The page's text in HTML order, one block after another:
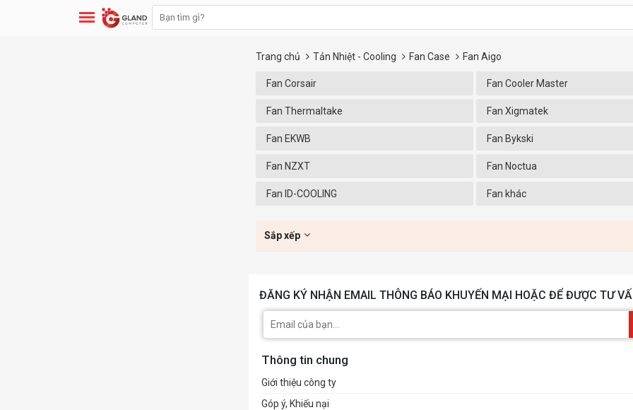
Trang chủ Tản Nhiệt - Cooling Fan Case Fan Aigo
Fan Corsair Fan Cooler Master
Fan Thermaltake Fan Xigmatek
Fan EKWB Fan Bykski
Fan NZXT Fan Noctua
Fan ID-COOLING Fan khác
Sắp xếp
ĐĂNG KÝ NHẬN EMAIL THÔNG BÁO KHUYẾN MẠI HOẶC ĐỂ ĐƯỢC TƯ
Thông tin chung
Giới thiệu công ty
Góp ý, Khiếu nại